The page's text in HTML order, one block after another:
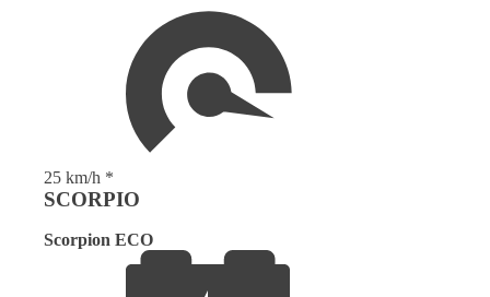
25 km/h *
SCORPIO
Scorpion ECO